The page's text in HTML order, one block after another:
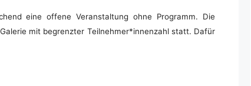
eine offene Veranstaltung ohne Programm. Die
mit begrenzter Teilnehmer*innenzahl statt. Dafür